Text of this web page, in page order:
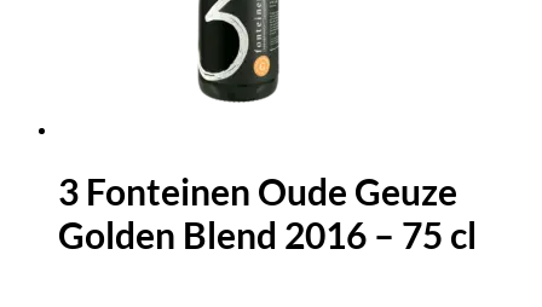
3 Fonteinen Oude Geuze
Golden Blend 2016 – 75 cl